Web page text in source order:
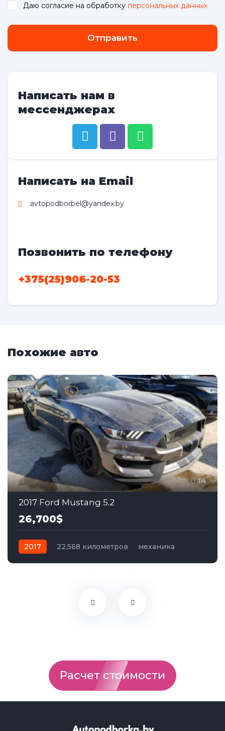
Даю согласие на обработку персональных данных
Отправить
Написать нам в
мессенджерах
Написать на Email
avtopodborbel@yandex.by
Позвонить по телефону
+375(25)906-20-53
Похожие авто
14
2017 Ford Mustang 5.2
26,700$
2017 22,568 километров
механика
Расчет стоимости